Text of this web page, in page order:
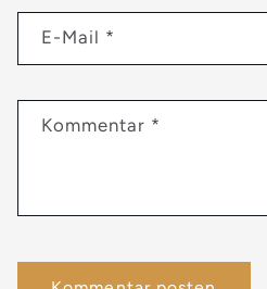
E-Mail *
Kommentar *